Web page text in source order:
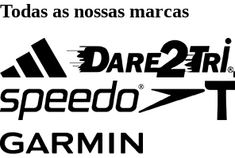
Todas as nossas marcas